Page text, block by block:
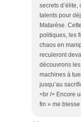
secrets
talents pour
Matarèse.
politiques, les
chaos en
reculeront
découvrons
machines à
jusqu’au
<br /> Encore
fin » me blesse